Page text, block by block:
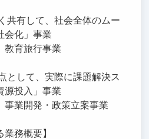
共有して、社会全体のムー
会化」事業
育旅行事業
として、実際に課題解決ス
源投入」事業
業開発・政策立案事業
業務概要】